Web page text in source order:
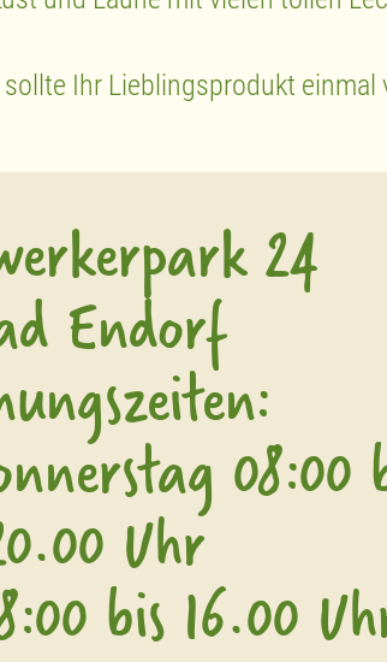
sollte Ihr Lieblingsprodukt
24
Endorf
08:00
Uhr
bis 16.00